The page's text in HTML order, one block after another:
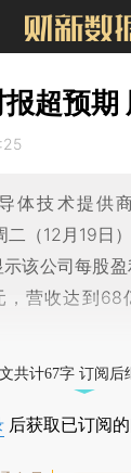
超预期
体技术提供
（12月19日
该公司每股
，营收达到68
共计67字 订阅后
后获取已订阅